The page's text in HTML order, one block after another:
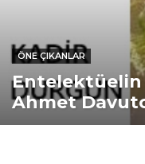
ÖNE ÇIKANLAR
Entelektüelin
Ahmet